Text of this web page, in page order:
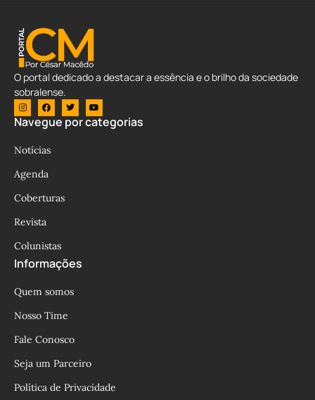
O portal dedicado a destacar a essência e o brilho da sociedade
sobralense.
Navegue por categorias
Notícias
Agenda
Coberturas
Revista
Colunistas
Informações
Quem somos
Nosso Time
Fale Conosco
Seja um Parceiro
Política de Privacidade